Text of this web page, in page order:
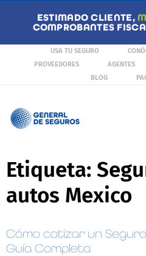
ESTIMADO CLIENTE,
COMPROBANTES
USA TU SEGURO
PROVEEDORES
AGENTES
BLOG
Etiqueta:
autos Mexico
Cómo cotizar un
Guía Completa